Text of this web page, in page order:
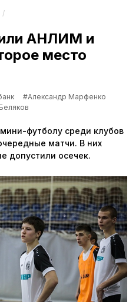
АНЛИМ и
место
#Александр Марфенко
футболу среди клубов
матчи. В них
допустили осечек.